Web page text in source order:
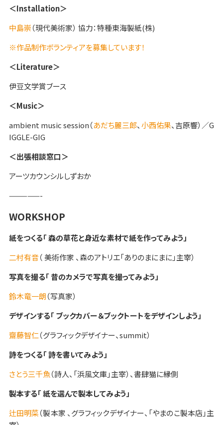
＜Installation＞
中島崇（現代美術家） 協力：特種東海製紙(株)
※作品制作ボランティアを募集しています！
＜Literature＞
伊豆文学賞ブース
＜Music＞
ambient music session（あだち麗三郎、 小西佑果、吉原響）／G
IGGLE-GIG
＜出張相談窓口＞
アーツカウンシルしずおか
—————-
WORKSHOP
紙をつくる「 森の草花と身近な素材で紙を作ってみよう」
二村有音（ 美術作家 、森のアトリエ「ありのまにまに」主宰）
写真を撮る「 昔のカメラで写真を撮ってみよう」
鈴木竜一朗（写真家）
デザインする「 ブックカバー＆ブックトートをデザインしよう」
齋藤智仁（グラフィックデザイナー、summit）
詩をつくる「 詩を書いてみよう」
さとう三千魚（詩人、「浜風文庫」主宰）、書肆猫に縁側
製本する「 紙を選んで製本してみよう」
辻田明菜（製本家 、グラフィックデザイナー、「やまのこ製本店」主